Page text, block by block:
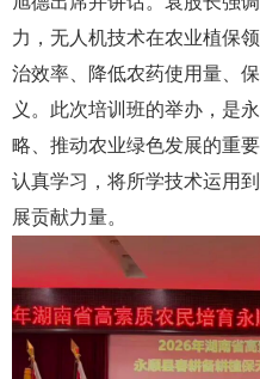
力，无人机技术在农业植保
治效率、降低农药使用量、
义。此次培训班的举办，是
略、推动农业绿色发展的重
认真学习，将所学技术运用
展贡献力量。